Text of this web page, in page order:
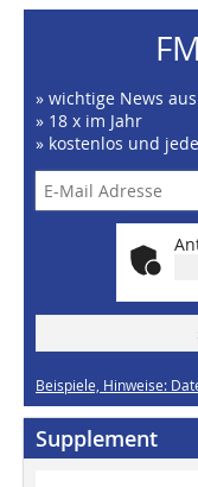
» wichtige News
» 18 x im Jahr
» kostenlos und
Beispiele, Hinweise:
Supplement